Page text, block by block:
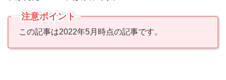
注意ポイント
この記事は2022年5月時点の記事です。